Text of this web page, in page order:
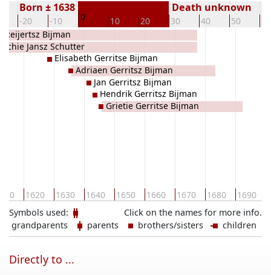
-20 -10 0 10 20 30 40 50
Born ± 1638 Death unknown
1620 1630 1640 1650 1660 1670 1680 1690
Reijertsz Bijman
Jansz Schutter
Elisabeth Gerritse Bijman
Adriaen Gerritsz Bijman
Jan Gerritsz Bijman
Hendrik Gerritsz Bijman
Grietie Gerritse Bijman
Click on the names for more info.
Symbols used:
grandparents
parents brothers/sisters children
Directly to ...